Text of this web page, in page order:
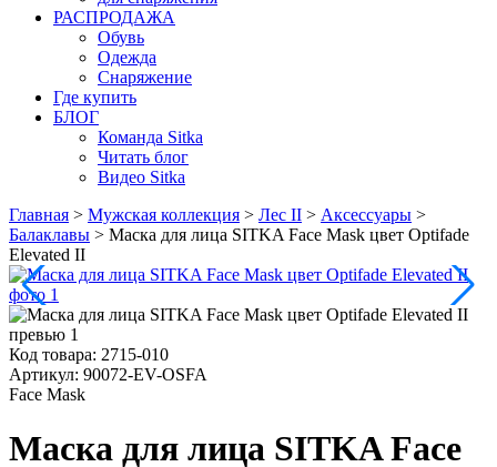
РАСПРОДАЖА
Обувь
Одежда
Снаряжение
Где купить
БЛОГ
Команда Sitka
Читать блог
Видео Sitka
Главная > Мужская коллекция > Лес II > Аксессуары >
Балаклавы > Маска для лица SITKA Face Mask цвет Optifade
Elevated II
Код товара: 2715-010
Артикул: 90072-EV-OSFA
Face Mask
Маска для лица SITKA Face